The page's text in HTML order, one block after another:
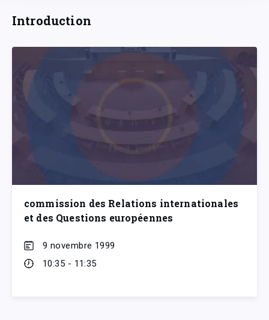
Introduction
commission des Relations internationales
et des Questions européennes
9 novembre 1999
10:35 - 11:35